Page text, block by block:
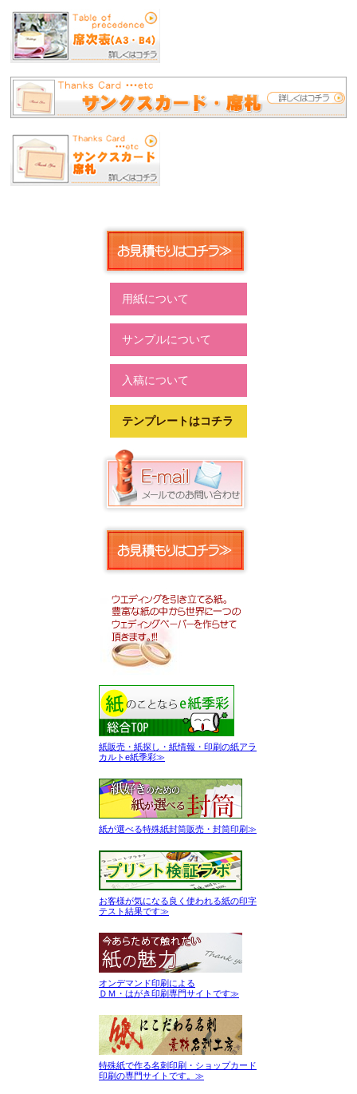
用紙について
サンプルについて
入稿について
テンプレートはコチラ
紙販売・紙探し・紙情報・印刷の紙アラ
カルトe紙季彩≫
紙が選べる特殊紙封筒販売・封筒印刷≫
お客様が気になる良く使われる紙の印字
テスト結果です≫
オンデマンド印刷による
ＤＭ・はがき印刷専門サイトです≫
特殊紙で作る名刺印刷・ショップカード
印刷の専門サイトです。≫